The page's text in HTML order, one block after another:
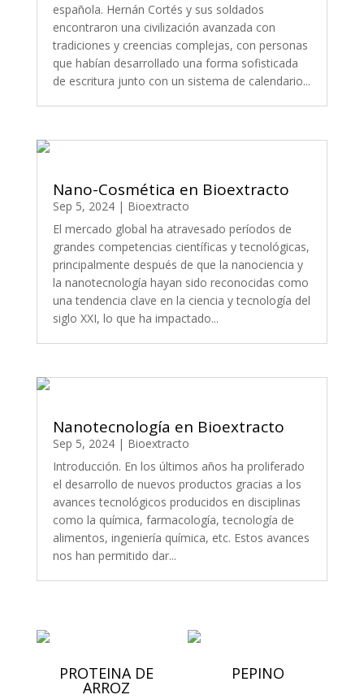
española. Hernán Cortés y sus soldados
encontraron una civilización avanzada con
tradiciones y creencias complejas, con personas
que habían desarrollado una forma sofisticada
de escritura junto con un sistema de calendario...
Nano-Cosmética en Bioextracto
Sep 5, 2024| Bioextracto
El mercado global ha atravesado períodos de
grandes competencias científicas y tecnológicas,
principalmente después de que la nanociencia y
la nanotecnología hayan sido reconocidas como
una tendencia clave en la ciencia y tecnología del
siglo XXI, lo que ha impactado...
Nanotecnología en Bioextracto
Sep 5, 2024| Bioextracto
Introducción. En los últimos años ha proliferado
el desarrollo de nuevos productos gracias a los
avances tecnológicos producidos en disciplinas
como la química, farmacología, tecnología de
alimentos, ingeniería química, etc. Estos avances
nos han permitido dar...
PROTEINA DE
ARROZ
PEPINO